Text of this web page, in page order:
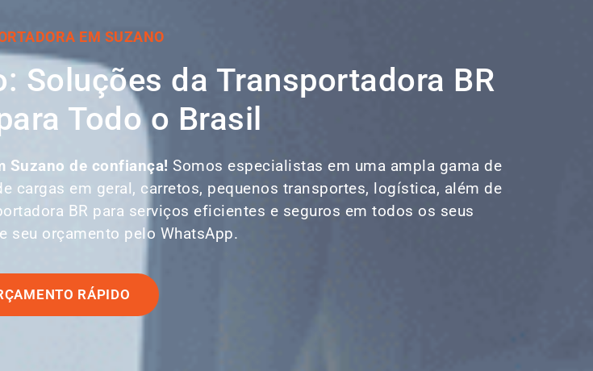
EM SUZANO
Soluções da Transportadora BR
Todo o Brasil
Suzano de confiança! Somos especialistas em uma ampla gama de
cargas em geral, carretos, pequenos transportes, logística, além de
BR para serviços eficientes e seguros em todos os seus
seu orçamento pelo WhatsApp.
RÁPIDO